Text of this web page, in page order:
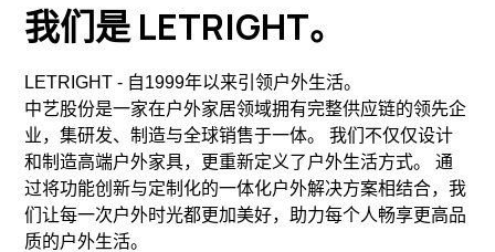
我们是 LETRIGHT。
LETRIGHT - 自1999年以来引领户外生活。
中艺股份是一家在户外家居领域拥有完整供应链的领先企
业，集研发、制造与全球销售于一体。 我们不仅仅设计
和制造高端户外家具，更重新定义了户外生活方式。 通
过将功能创新与定制化的一体化户外解决方案相结合，我
们让每一次户外时光都更加美好，助力每个人畅享更高品
质的户外生活。